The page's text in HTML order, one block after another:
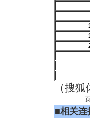
（搜狐
■相关连